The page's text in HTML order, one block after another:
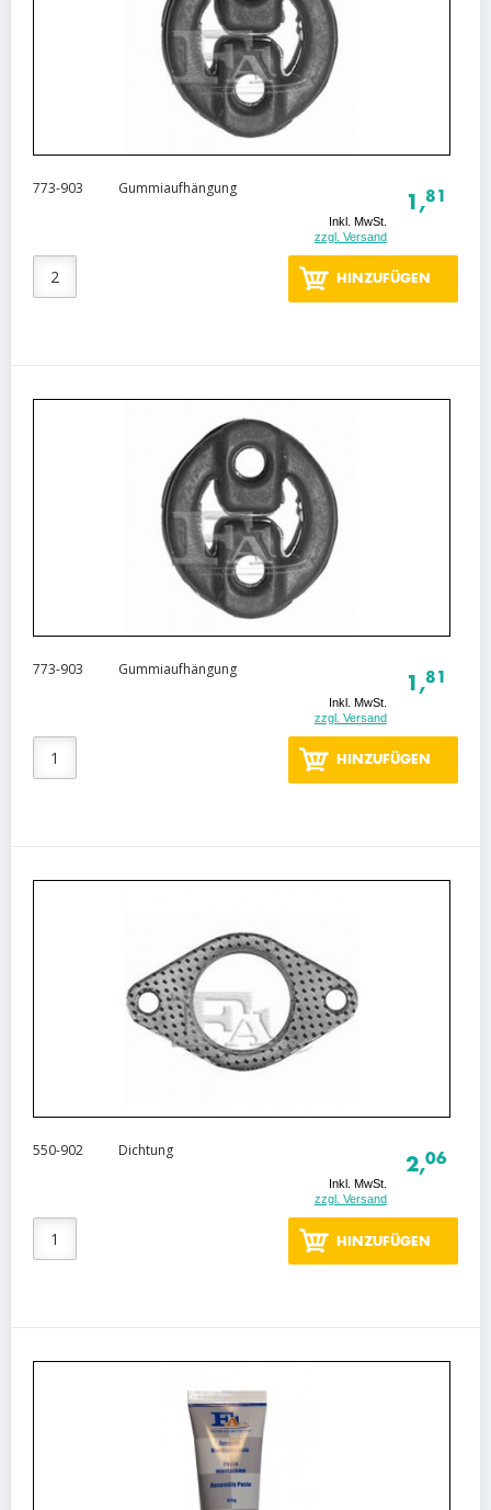
773-903 Gummiaufhängung
1,81
Inkl. MwSt.
zzgl. Versand
HINZUFÜGEN
773-903 Gummiaufhängung
1,81
Inkl. MwSt.
zzgl. Versand
HINZUFÜGEN
550-902 Dichtung
2,06
Inkl. MwSt.
zzgl. Versand
HINZUFÜGEN